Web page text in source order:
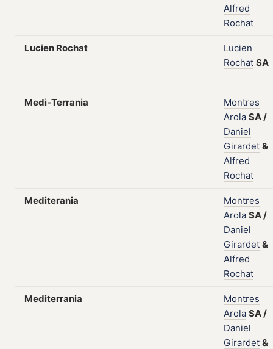
Alfred
Rochat
Lucien Rochat
Lucien
Rochat SA
Medi-Terrania
Montres
Arola SA/
Daniel
Girardet &
Alfred
Rochat
Mediterania
Montres
Arola SA/
Daniel
Girardet &
Alfred
Rochat
Mediterrania
Montres
Arola SA/
Daniel
Girardet &